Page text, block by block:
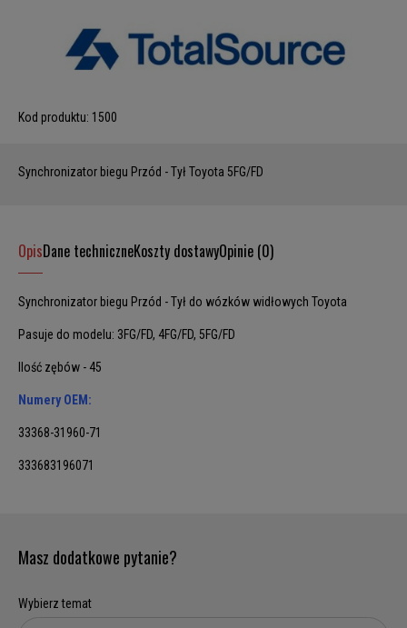
Kod produktu: 1500
Synchronizator biegu Przód - Tył Toyota 5FG/FD
OpisDane techniczneKoszty dostawyOpinie (0)
Synchronizator biegu Przód - Tył do wózków widłowych Toyota
Pasuje do modelu: 3FG/FD, 4FG/FD, 5FG/FD
Ilość zębów - 45
Numery OEM:
33368-31960-71
333683196071
Masz dodatkowe pytanie?